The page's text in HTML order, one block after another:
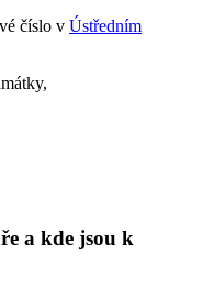
číslo v Ústředním
a kde jsou k